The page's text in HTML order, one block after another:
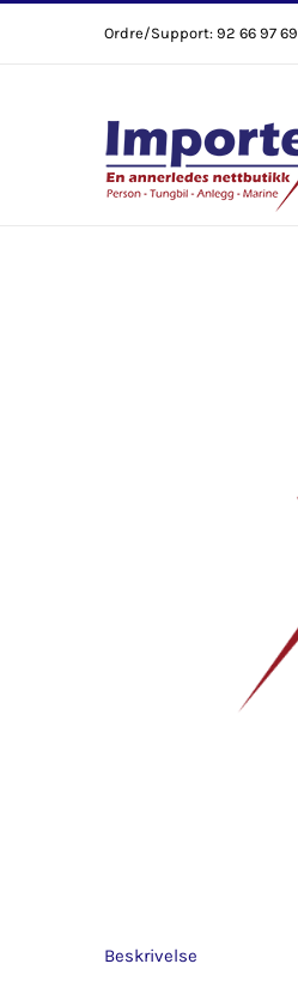
Ordre/Support: 92 66 97 69
Beskrivelse